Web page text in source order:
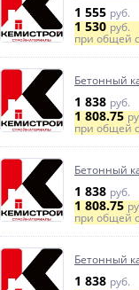
1 555 руб.
1 530руб.
при общей
Бетонный
1 838 руб.
1 808.75
при общей
Бетонный
1 838 руб.
1 808.75
при общей
Бетонный
1 838 руб.